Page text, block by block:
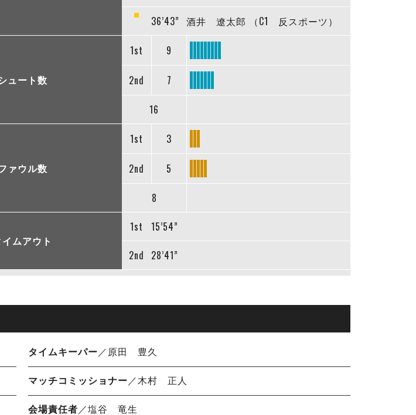
36’43” 酒井 遼太郎 （C1 反スポーツ）
ュート数
1st 9
2nd 7
16
ァウル数
1st 3
2nd 5
8
イムアウト
1st 15’54”
2nd 28’41”
タイムキーパー ／原田 豊久
マッチコミッショナー ／木村 正人
会場責任者 ／塩谷 竜生